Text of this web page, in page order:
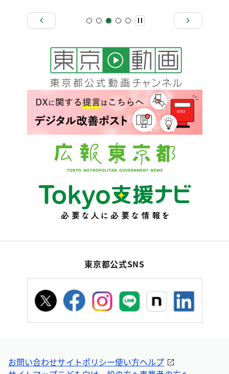
東京都公式SNS
お問い合わせサイトポリシー使い方ヘルプ